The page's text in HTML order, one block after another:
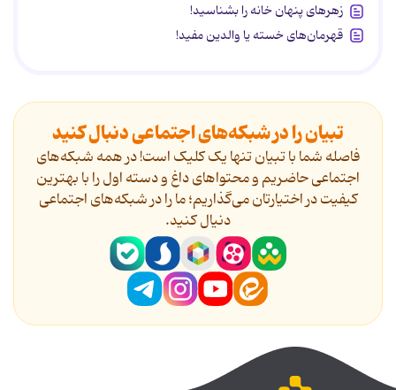
زهرهای پنهان خانه را بشناسید!
قهرمان‌های خسته یا والدین مفید!
تبیان را در شبکه‌های اجتماعی دنبال کنید
فاصله شما با تبیان تنها یک کلیک است! در همه شبکه‌های
اجتماعی حاضریم و محتواهای داغ و دسته اول را با بهترین
کیفیت در اختیارتان می‌گذاریم؛ ما را در شبکه‌های اجتماعی
دنیال کنید.